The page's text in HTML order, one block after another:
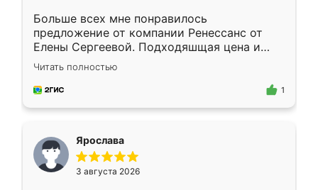
Больше всех мне понравилось
предложение от компании Ренессанс от
Елены Сергеевой. Подходяшщая цена и
короткие сроки изготовления. Приехавший
для замера сотрудник Владислав
предложил по моему эскизу самый
Читать полностью
1
Ярослава
3 августа 2026